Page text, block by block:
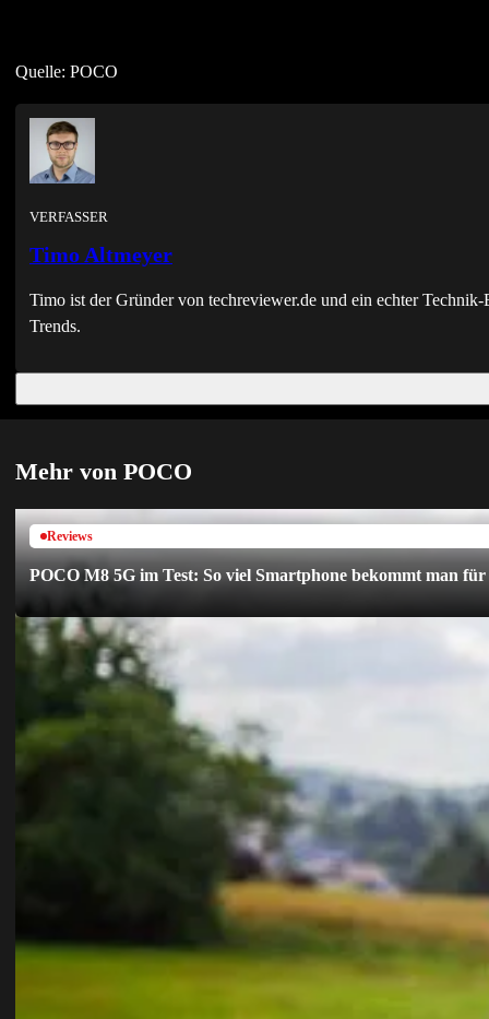
Quelle: POCO
VERFASSER
Timo Altmeyer
Timo ist der Gründer von techreviewer.de und ein echter
Trends.
Mehr von POCO
Reviews
POCO M8 5G im Test: So viel Smartphone bekommt man